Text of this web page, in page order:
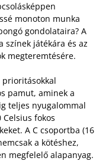
monoton munka
gondolataira? A
színek játékára és az
megteremtésére.
pamut, aminek a
teljes nyugalommal
fokos
A C csoportba (16
a kötéshez,
megfelelő alapanyag.